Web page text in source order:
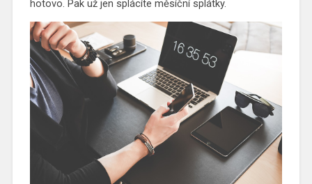
hotovo. Pak už jen splácíte měsíční splátky.